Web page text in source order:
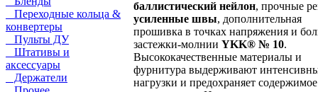
Переходные кольца &
конвертеры
Пульты ДУ
Штативы и
аксессуары
Держатели
баллистический нейлон, прочные
усиленные швы, дополнительная
прошивка в точках напряжения и
застежки-молнии YKK® № 10.
Высококачественные материалы и
фурнитура выдерживают
нагрузки и предохраняет